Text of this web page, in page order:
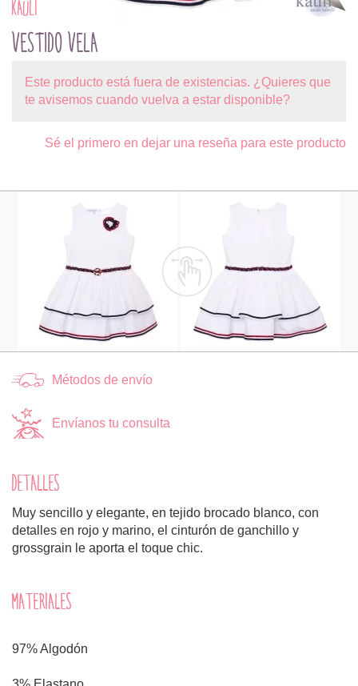
KAULI
VESTIDO VELA
Este producto está fuera de existencias. ¿Quieres que
te avisemos cuando vuelva a estar disponible?
Sé el primero en dejar una reseña para este producto
Métodos de envío
Envíanos tu consulta
DETALLES
Muy sencillo y elegante, en tejido brocado blanco, con
detalles en rojo y marino, el cinturón de ganchillo y
grossgrain le aporta el toque chic.
MATERIALES
97% Algodón